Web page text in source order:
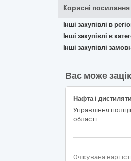
Корисні посилання
Інші закупівлі в
Інші закупівлі в
Інші закупівлі
Вас може
Управління
області
Очікувана